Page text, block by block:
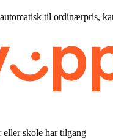
til ordinærpris,
eller skole har tilgang